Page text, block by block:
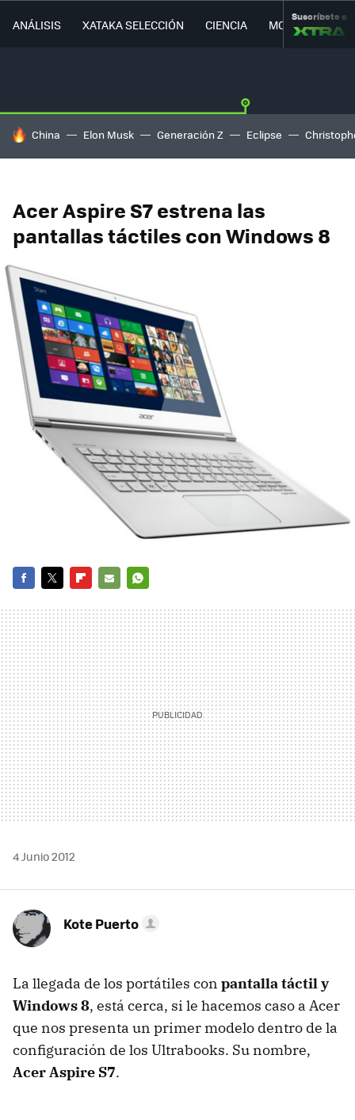
ANÁLISIS XATAKA SELECCIÓN CIENCIA MOVILIDAD
Suscríbete a
HOY SE HABLA DE
China Elon Musk Generación Z Eclipse
Acer Aspire S7 estrena las
pantallas táctiles con Windows 8
MAIL
4 Junio 2012
Kote Puerto
La llegada de los portátiles con pantalla táctil y
Windows 8, está cerca, si le hacemos caso a Acer
que nos presenta un primer modelo dentro de la
configuración de los Ultrabooks. Su nombre,
Acer Aspire S7.